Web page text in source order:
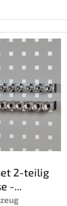
2-teilig
-...